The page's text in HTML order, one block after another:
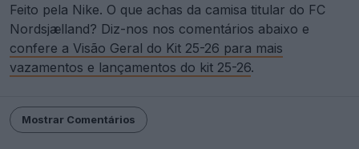
Feito pela Nike. O que achas da camisa titular do FC
Nordsjælland? Diz-nos nos comentários abaixo e
confere a Visão Geral do Kit 25-26 para mais
vazamentos e lançamentos do kit 25-26.
Mostrar Comentários